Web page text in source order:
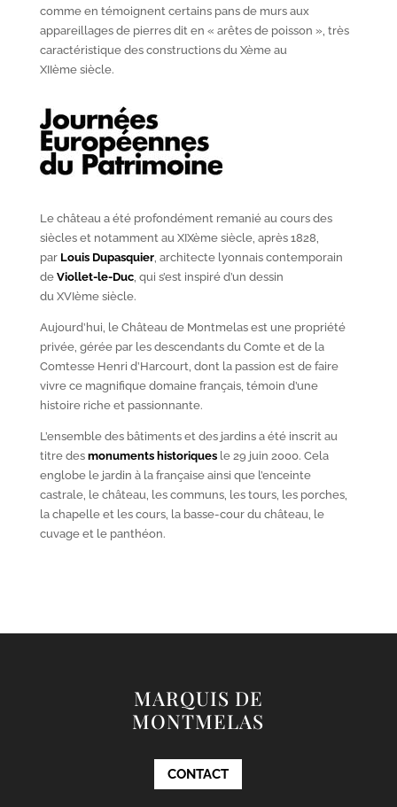
comme en témoignent certains pans de murs aux
appareillages de pierres dit en « arêtes de poisson », très
caractéristique des constructions du Xèmeau
XIIèmesiècle.
Le château a été profondément remanié au cours des
siècles et notamment au XIXèmesiècle, après 1828,
par Louis Dupasquier, architecte lyonnais contemporain
de Viollet-le-Duc, qui s’est inspiré d’un dessin
du XVIèmesiècle.
Aujourd’hui, le Château de Montmelas est une propriété
privée, gérée par les descendants du Comte et de la
Comtesse Henri d’Harcourt, dont la passion est de faire
vivre ce magnifique domaine français, témoin d’une
histoire riche et passionnante.
L’ensemble des bâtiments et des jardins a été inscrit au
titre des monuments historiquesle 29 juin 2000. Cela
englobe le jardin à la française ainsi que l’enceinte
castrale, le château, les communs, les tours, les porches,
la chapelle et les cours, la basse-cour du château, le
cuvage et le panthéon.
MARQUIS DE
MONTMELAS
CONTACT